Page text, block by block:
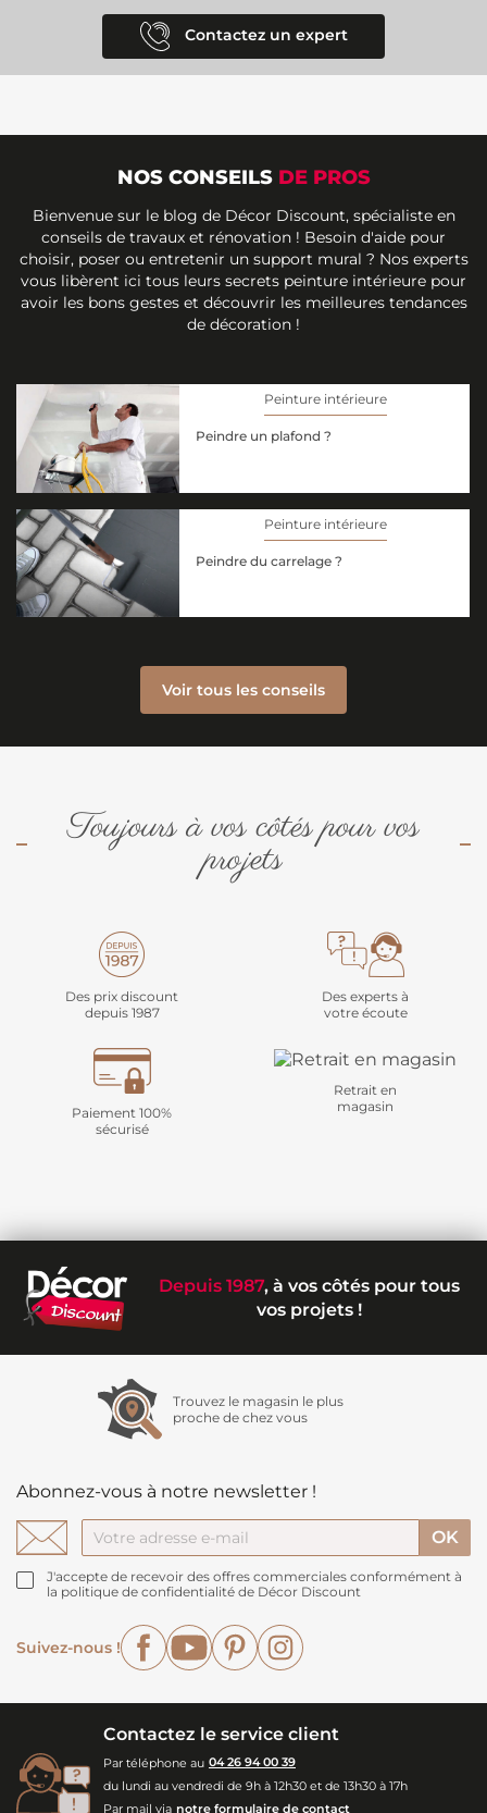
Contactez un expert
NOS CONSEILS DE PROS
Bienvenue sur le blog de Décor Discount, spécialiste en
conseils de travaux et rénovation ! Besoin d'aide pour
choisir, poser ou entretenir un support mural ? Nos experts
vous libèrent ici tous leurs secrets peinture intérieure pour
avoir les bons gestes et découvrir les meilleures tendances
de décoration !
Peinture intérieure
Peindre un plafond ?
Peinture intérieure
Peindre du carrelage ?
Voir tous les conseils
Toujours à vos côtés pour vos
projets
Des prix discount
depuis 1987
Des experts à
votre écoute
Paiement 100%
sécurisé
Retrait en
magasin
Depuis 1987, à vos côtés pour tous
vos projets !
Trouvez le magasin le plus
proche de chez vous
Abonnez-vous à notre newsletter !
J'accepte de recevoir des offres commerciales conformément à
la politique de confidentialité de Décor Discount
Suivez-nous !
FacebookYouTubePinterest
Contactez le service client
Par téléphone au 04 26 94 00 39
du lundi au vendredi de 9h à 12h30 et de 13h30 à 17h
Par mail via notre formulaire de contact